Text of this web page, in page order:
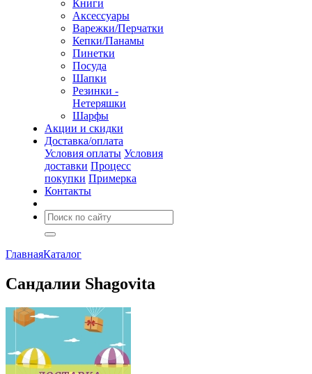
Книги
Аксессуары
Варежки/Перчатки
Кепки/Панамы
Пинетки
Посуда
Шапки
Резинки -
Нетеряшки
Шарфы
Акции и скидки
Доставка/оплата
Условия оплаты Условия
доставки Процесс
покупки Примерка
Контакты
ГлавнаяКаталог
Сандалии Shagovita